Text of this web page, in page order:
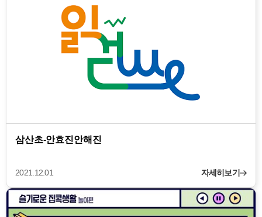
삼산초-안효진안해진
2021.12.01 자세히보기